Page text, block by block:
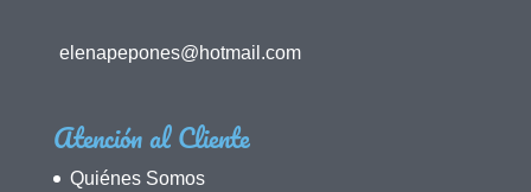
elenapepones@hotmail.com
Atención al Cliente
Quiénes Somos